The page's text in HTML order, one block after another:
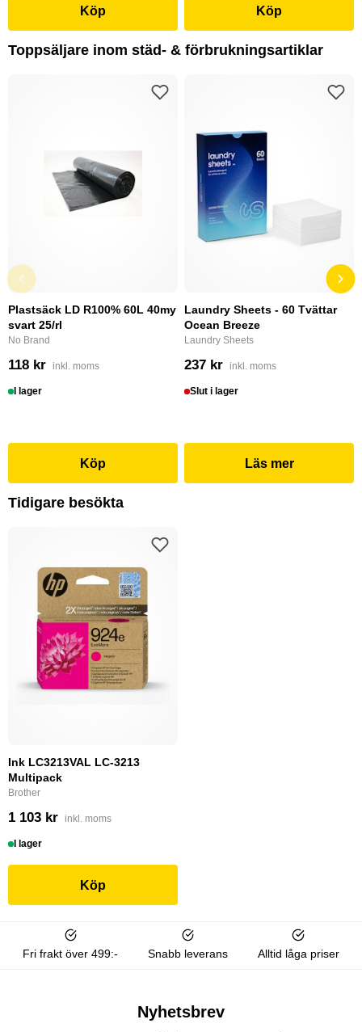
Köp Köp
Toppsäljare inom städ- & förbrukningsartiklar
Plastsäck LD R100% 60L 40my
svart 25/rl
No Brand
118 kr inkl. moms
I lager
Köp
Laundry Sheets - 60 Tvättar
Ocean Breeze
Laundry Sheets
237 kr inkl. moms
Slut i lager
Läs mer
Tidigare besökta
Ink LC3213VAL LC-3213
Multipack
Brother
1 103 kr inkl. moms
I lager
Köp
Fri frakt över 499:- Snabb leverans Alltid låga priser
Nyhetsbrev